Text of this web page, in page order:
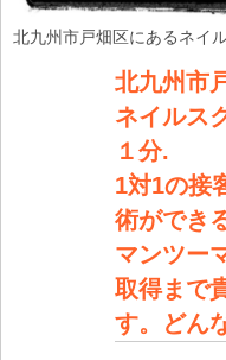
北九州市戸畑区にあるネイ
北九州市
ネイルス
１分.
1対1の接
術ができ
マンツー
取得まで
す。どん